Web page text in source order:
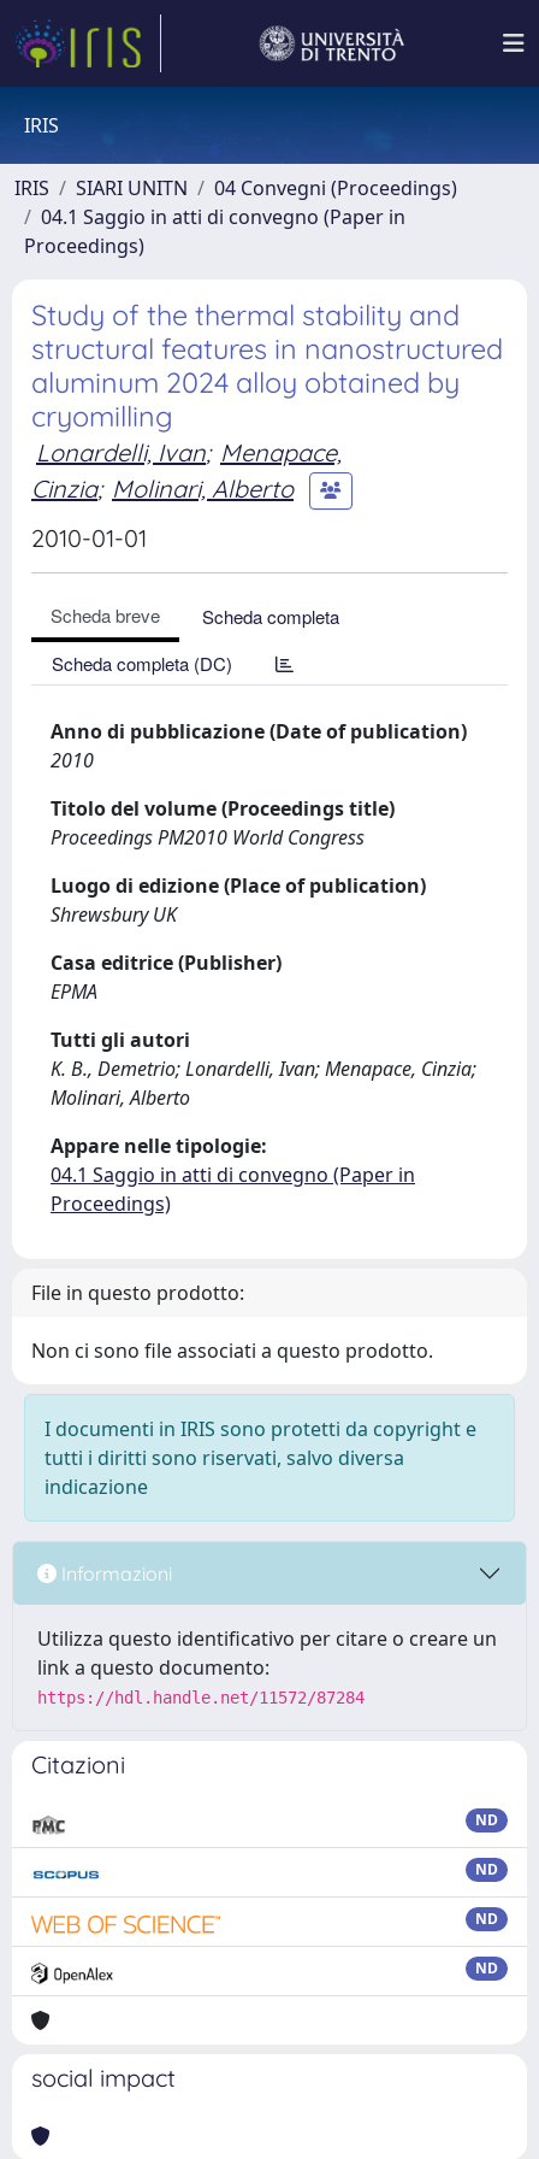
IRIS
IRIS SIARI UNITN
04 Convegni (Proceedings)
04.1 Saggio in atti di convegno (Paper in
Proceedings)
Study of the thermal stability and
structural features in nanostructured
aluminum 2024 alloy obtained by
cryomilling
Lonardelli, Ivan; Menapace,
Cinzia; Molinari, Alberto
2010-01-01
Scheda breve
Scheda completa
Scheda completa (DC)
Anno di pubblicazione (Date of publication)
2010
Titolo del volume (Proceedings title)
Proceedings PM2010 World Congress
Luogo di edizione (Place of publication)
Shrewsbury UK
Casa editrice (Publisher)
EPMA
Tutti gli autori
K. B., Demetrio; Lonardelli, Ivan; Menapace, Cinzia;
Molinari, Alberto
Appare nelle tipologie:
04.1 Saggio in atti di convegno (Paper in
Proceedings)
File in questo prodotto:
Non ci sono file associati a questo prodotto.
I documenti in IRIS sono protetti da copyright e
tutti i diritti sono riservati, salvo diversa
indicazione
Informazioni
Utilizza questo identificativo per citare o creare un
link a questo documento:
https://hdl.handle.net/11572/87284
Citazioni
ND
ND
ND
ND
social impact